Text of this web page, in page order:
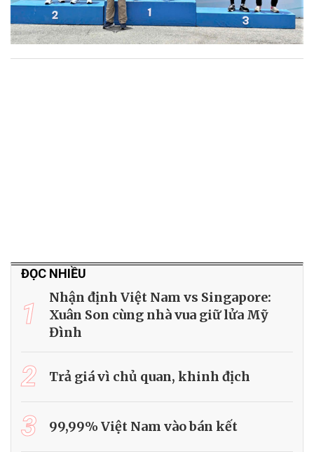
ĐỌC NHIỀU
1
Nhận định Việt Nam vs Singapore:
Xuân Son cùng nhà vua giữ lửa Mỹ
Đình
2 Trả giá vì chủ quan, khinh địch
3 99,99% Việt Nam vào bán kết